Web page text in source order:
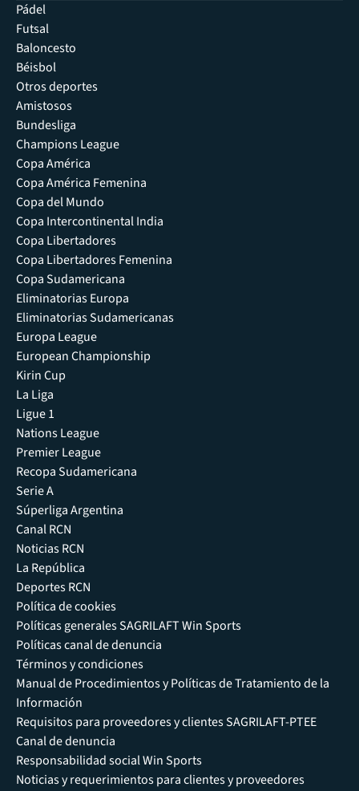
Pádel
Futsal
Baloncesto
Béisbol
Otros deportes
Amistosos
Bundesliga
Champions League
Copa América
Copa América Femenina
Copa del Mundo
Copa Intercontinental India
Copa Libertadores
Copa Libertadores Femenina
Copa Sudamericana
Eliminatorias Europa
Eliminatorias Sudamericanas
Europa League
European Championship
Kirin Cup
La Liga
Ligue 1
Nations League
Premier League
Recopa Sudamericana
Serie A
Súperliga Argentina
Canal RCN
Noticias RCN
La República
Deportes RCN
Política de cookies
Políticas generales SAGRILAFT Win Sports
Políticas canal de denuncia
Términos y condiciones
Manual de Procedimientos y Políticas de Tratamiento de la
Información
Requisitos para proveedores y clientes SAGRILAFT-PTEE
Canal de denuncia
Responsabilidad social Win Sports
Noticias y requerimientos para clientes y proveedores